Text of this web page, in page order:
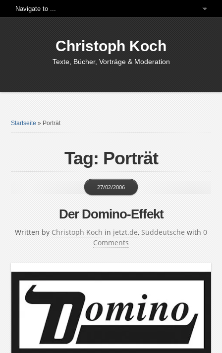
Christoph Koch
Texte, Bücher, Vorträge & Moderation
Startseite » Porträt
Tag: Porträt
Der Domino-Effekt
Written by Christoph Koch
27/02/2006
in jetzt.de, Süddeutsche with 0
Comments